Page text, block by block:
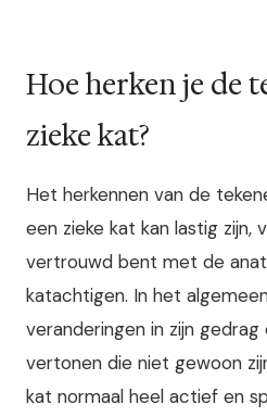
Hoe herken je de
zieke kat?
Het herkennen van de
een zieke kat kan lastig zijn,
vertrouwd bent met de
katachtigen. In het
veranderingen in zijn
vertonen die niet gewoon
kat normaal heel actief en